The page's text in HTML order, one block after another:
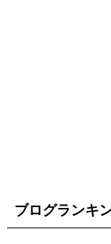
ブログランキ